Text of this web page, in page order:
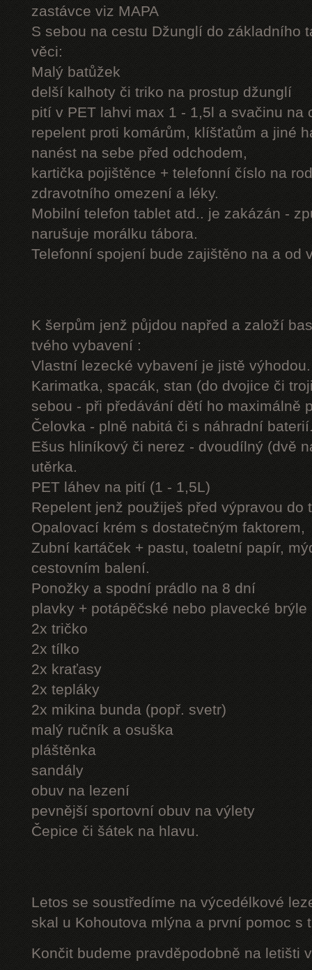
zastávce viz MAPA
S sebou na cestu Džunglí do základního
věci:
Malý batůžek
delší kalhoty či triko na prostup džunglí
pití v PET lahvi max 1 - 1,5l a svačinu na
repelent proti komárům, klíšťatům a jiné
nanést na sebe před odchodem,
kartička pojištěnce + telefonní číslo na
zdravotního omezení a léky.
Mobilní telefon tablet atd.. je zakázán -
narušuje morálku tábora.
Telefonní spojení bude zajištěno na a od
K šerpům jenž půjdou napřed a založí
tvého vybavení :
Vlastní lezecké vybavení je jistě výhodou.
Karimatka, spacák, stan (do dvojice či
sebou - při předávání dětí ho maximálně
Čelovka - plně nabitá či s náhradní
Ešus hliníkový či nerez - dvoudílný (dvě
utěrka.
PET láhev na pití (1 - 1,5L)
Repelent jenž použiješ před výpravou do
Opalovací krém s dostatečným faktorem,
Zubní kartáček + pastu, toaletní papír,
cestovním balení.
Ponožky a spodní prádlo na 8 dní
plavky + potápěčské nebo plavecké brýle
2x tričko
2x tílko
2x kraťasy
2x tepláky
2x mikina bunda (popř. svetr)
malý ručník a osuška
pláštěnka
sandály
obuv na lezení
pevnější sportovní obuv na výlety
Čepice či šátek na hlavu.
Letos se soustředíme na výcedélkové
skal u Kohoutova mlýna a první pomoc s
Končit budeme pravděpodobně na letišti